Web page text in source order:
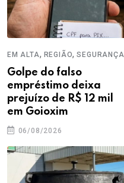
EM ALTA, REGIÃO,SEGURANÇA
Golpe do falso
empréstimo deixa
prejuízo de R$ 12 mil
em Goioxim
06/08/2026